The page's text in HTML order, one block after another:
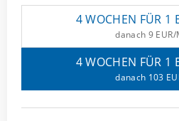
4 WOCHEN FÜR 1
danach 9
4 WOCHEN FÜR 1
danach 103